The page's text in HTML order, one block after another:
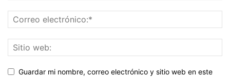
Guardar mi nombre, correo electrónico y sitio web en este